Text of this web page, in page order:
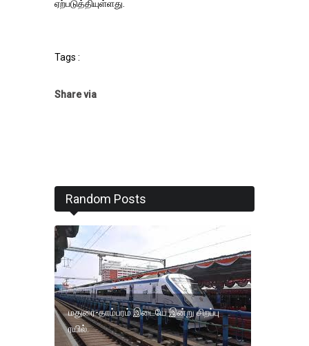
ஏற்படுத்தியுள்ளது.
Tags :
Share via
Random Posts
மதுரை-தாம்பரம் இடையே இன்று சிறப்பு
ரயில்.